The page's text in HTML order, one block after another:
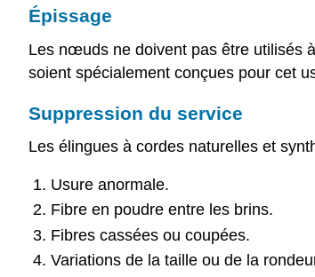
Épissage
Les nœuds ne doivent pas être utilisés
soient spécialement conçues pour cet
Suppression du service
Les élingues à cordes naturelles et
Usure anormale.
Fibre en poudre entre les brins.
Fibres cassées ou coupées.
Variations de la taille ou de la